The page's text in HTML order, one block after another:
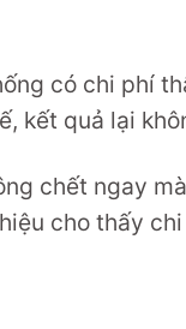
có chi phí
kết quả lại
chết ngay
cho thấy